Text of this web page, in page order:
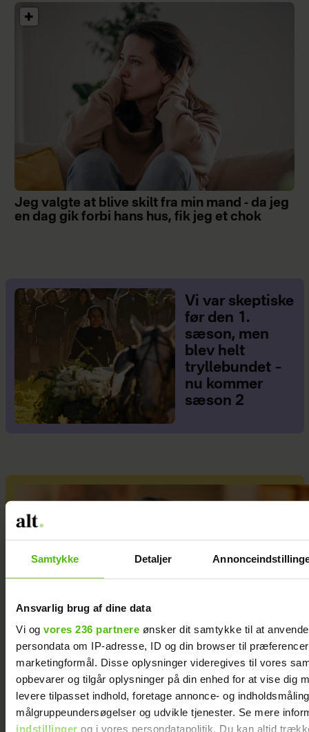
Samtykke Detaljer
Ansvarlig brug af dine data
Vi og vores 236 partnere ønsker dit samtykke til at
persondata om IP-adresse, ID og din browser til
marketingformål. Disse oplysninger videregives til vores
opbevarer og tilgår oplysninger på din enhed for at vise dig
levere tilpasset indhold, foretage annonce- og
målgruppeundersøgelser og udvikle tjenester. Se mere
indstillinger og i vores persondatapolitik. Du kan altid
Jeg valgte at blive skilt fra min mand - da jeg
en dag gik forbi hans hus, fik jeg et chok
Vi var skeptiske
før den 1.
sæson, men
blev helt
tryllebundet –
nu kommer
sæson 2